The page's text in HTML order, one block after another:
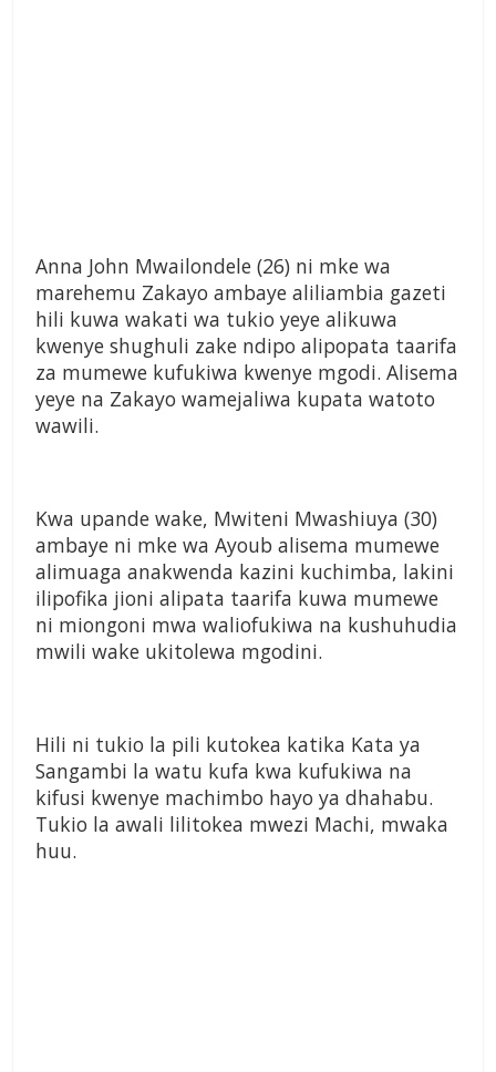
Anna John Mwailondele (26) ni mke wa
marehemu Zakayo ambaye aliliambia gazeti
hili kuwa wakati wa tukio yeye alikuwa
kwenye shughuli zake ndipo alipopata taarifa
za mumewe kufukiwa kwenye mgodi. Alisema
yeye na Zakayo wamejaliwa kupata watoto
wawili.
Kwa upande wake, Mwiteni Mwashiuya (30)
ambaye ni mke wa Ayoub alisema mumewe
alimuaga anakwenda kazini kuchimba, lakini
ilipofika jioni alipata taarifa kuwa mumewe
ni miongoni mwa waliofukiwa na kushuhudia
mwili wake ukitolewa mgodini.
Hili ni tukio la pili kutokea katika Kata ya
Sangambi la watu kufa kwa kufukiwa na
kifusi kwenye machimbo hayo ya dhahabu.
Tukio la awali lilitokea mwezi Machi, mwaka
huu.